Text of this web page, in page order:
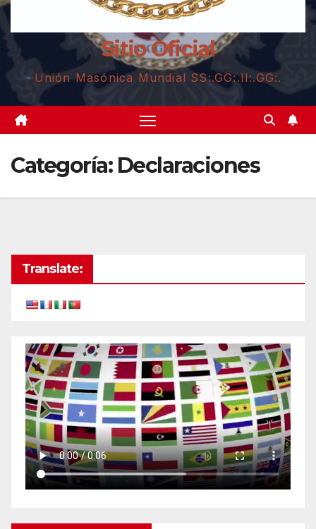
Sitio Oficial
Unión Masónica Mundial SS:.GG:.II:.GG:.
Categoría: Declaraciones
Translate: